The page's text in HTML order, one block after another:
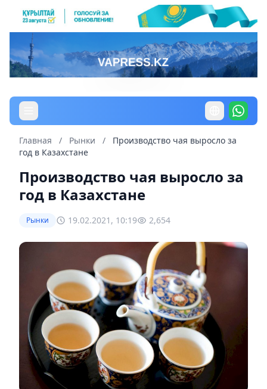
Главная / Рынки /
Производство чая выросло за
год в Казахстане
Производство чая выросло за
год в Казахстане
Рынки 19.02.2021, 10:19 2,654